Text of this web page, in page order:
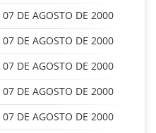
DE AGOSTO DE 2000
DE AGOSTO DE 2000
DE AGOSTO DE 2000
DE AGOSTO DE 2000
DE AGOSTO DE 2000